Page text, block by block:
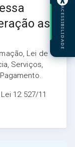
as
Lei de
Serviços,
12.527/11
ACESSIBILIDADE